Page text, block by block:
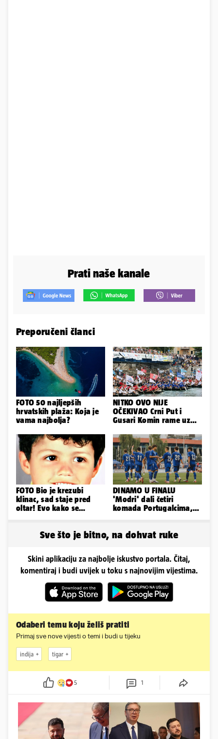
Prati naše kanale
Preporučeni članci
FOTO 50 najljepših
hrvatskih plaža: Koja je
vama najbolja?
NITKO OVO NIJE
OČEKIVAO Crni Put i
Gusari Komin rame uz
lađa
FOTO Bio je krezubi
klinac, sad staje pred
oltar! Evo kako se
DINAMO U FINALU
'Modri' dali četiri
komada Portugalcima,
Sve što je bitno, na dohvat ruke
Skini aplikaciju za najbolje iskustvo portala. Čitaj,
komentiraj i budi uvijek u toku s najnovijim vijestima.
Odaberi temu koju želiš pratiti
Primaj sve nove vijesti o temi i budi u tijeku
indija tigar
5 1